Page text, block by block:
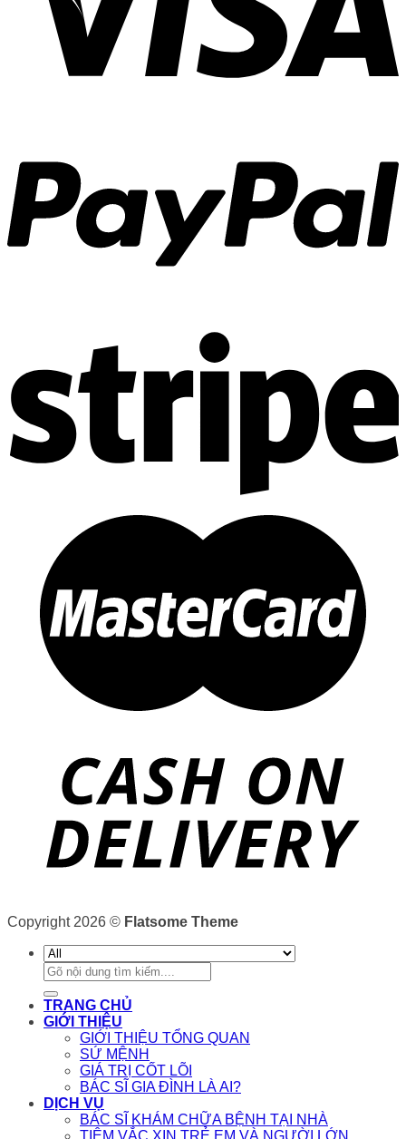
Copyright 2026 © Flatsome Theme
Tìm
kiếm:
TRANG CHỦ
GIỚI THIỆU
GIỚI THIỆU TỔNG QUAN
SỨ MỆNH
GIÁ TRỊ CỐT LÕI
BÁC SĨ GIA ĐÌNH LÀ AI?
DỊCH VỤ
BÁC SĨ KHÁM CHỮA BỆNH TẠI NHÀ
TIÊM VẮC XIN TRẺ EM VÀ NGƯỜI LỚN